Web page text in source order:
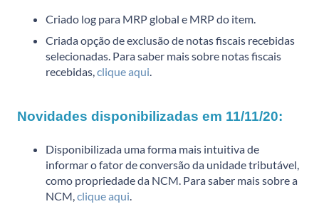
Criado log para MRP global e MRP do item.
Criada opção de exclusão de notas fiscais recebidas
selecionadas. Para saber mais sobre notas fiscais
recebidas, clique aqui
Novidades disponibilizadas em 11/11/20:
Disponibilizada uma forma mais intuitiva de
informar o fator de conversão da unidade tributável,
como propriedade da NCM. Para saber mais sobre a
NCM, clique aqui